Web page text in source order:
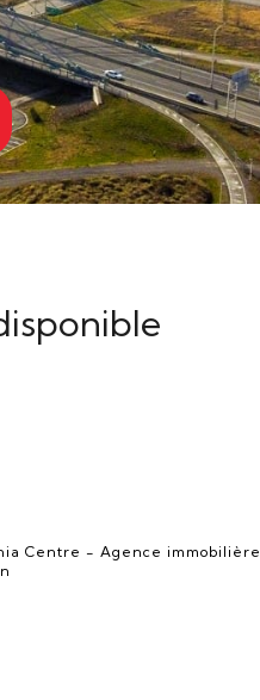
Centre - Agence immobilière